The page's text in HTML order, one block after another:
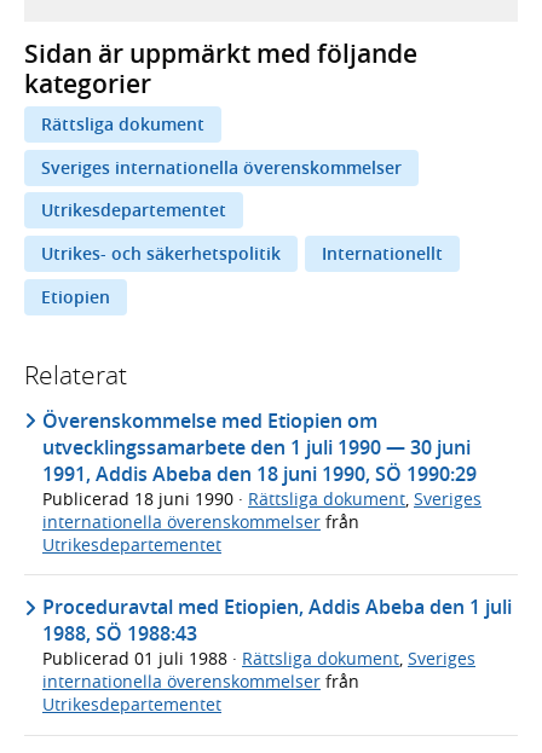
Sidan är uppmärkt med följande
kategorier
Rättsliga dokument
Sveriges internationella överenskommelser
Utrikesdepartementet
Utrikes- och säkerhetspolitik
Internationellt
Etiopien
Relaterat
Överenskommelse med Etiopien om
utvecklingssamarbete den 1 juli 1990 — 30 juni
1991, Addis Abeba den 18 juni 1990, SÖ 1990:29
Publicerad 18 juni 1990 · Rättsliga dokument Sveriges
internationella överenskommelser från
Utrikesdepartementet
Proceduravtal med Etiopien, Addis Abeba den 1 juli
1988, SÖ 1988:43
Publicerad 01 juli 1988 · Rättsliga dokument, Sveriges
internationella överenskommelser från
Utrikesdepartementet